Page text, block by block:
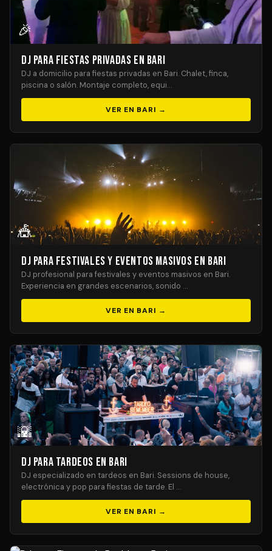
🎉
DJ para Fiestas Privadas en Bari
DJ a domicilio para fiestas privadas en Bari. Chalet, finca,
piscina o salón. Montaje completo, equi…
VER EN BARI →
🎪
DJ para Festivales y Eventos Masivos en Bari
DJ profesional para festivales y eventos masivos en Bari.
Experiencia en grandes escenarios, sonido …
VER EN BARI →
🌇
DJ para Tardeos en Bari
DJ especializado en tardeos en Bari. Sessions de house,
electrónica y pop para fiestas de tarde. El …
VER EN BARI →